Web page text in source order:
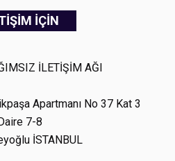
İÇİN
İLETİŞİM AĞI
Apartmanı No 37 Kat 3
7-8
İSTANBUL